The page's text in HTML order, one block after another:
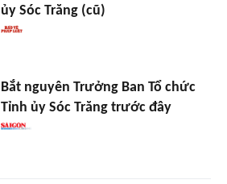
ủy Sóc Trăng (cũ)
Bắt nguyên Trưởng Ban Tổ chức
Tỉnh ủy Sóc Trăng trước đây